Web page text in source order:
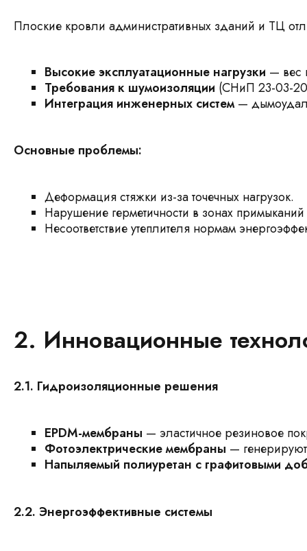
Плоские кровли административных зданий и ТЦ
Высокие эксплуатационные нагрузки — вес
Требования к шумоизоляции (СНиП 23-03-
Интеграция инженерных систем—
Основные проблемы:
Деформация стяжки из-за точечных нагрузок.
Нарушение герметичности в зонах примыканий
Несоответствие утеплителя нормам
2. Инновационные
2.1. Гидроизоляционные решения
EPDM-мембраны — эластичное резиновое
Фотоэлектрические мембраны —
Напыляемый полиуретан с графитовыми
2.2. Энергоэффективные системы